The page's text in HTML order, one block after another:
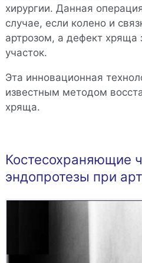
хирургии. Данная
случае, если колено и
артрозом, а дефект хряща
участок.
Эта инновационная
известным методом
хряща.
Костесохраняющие
эндопротезы при